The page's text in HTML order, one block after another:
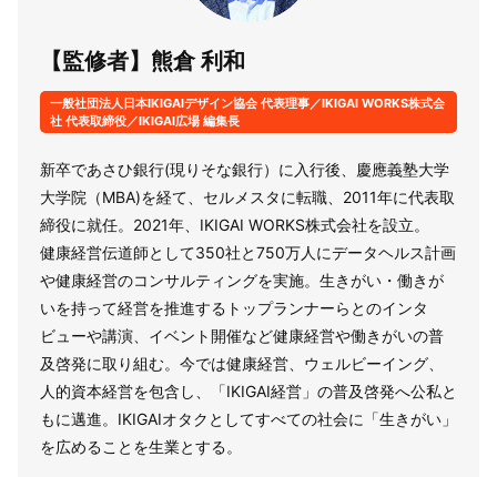
【監修者】熊倉 利和
一般社団法人日本IKIGAIデザイン協会 代表理事／IKIGAI WORKS株式会
社 代表取締役／IKIGAI広場 編集長
新卒であさひ銀行(現りそな銀行）に入行後、慶應義塾大学
大学院（MBA)を経て、セルメスタに転職、2011年に代表取
締役に就任。2021年、IKIGAI WORKS株式会社を設立。
健康経営伝道師として350社と750万人にデータヘルス計画
や健康経営のコンサルティングを実施。生きがい・働きが
いを持って経営を推進するトップランナーらとのインタ
ビューや講演、イベント開催など健康経営や働きがいの普
及啓発に取り組む。今では健康経営、ウェルビーイング、
人的資本経営を包含し、「IKIGAI経営」の普及啓発へ公私と
もに邁進。IKIGAIオタクとしてすべての社会に「生きがい」
を広めることを生業とする。